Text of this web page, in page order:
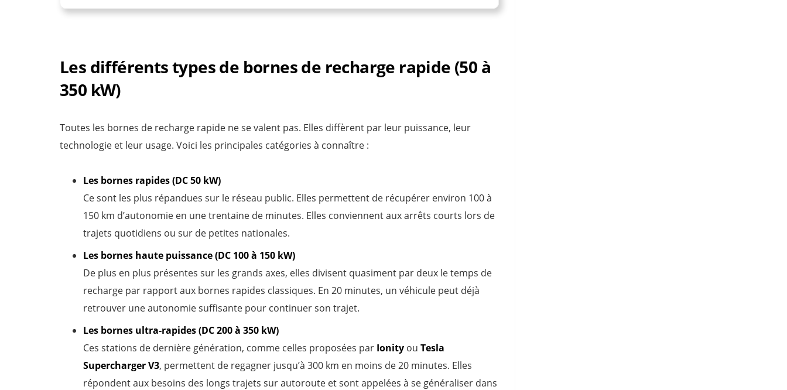
Les différents types de bornes de recharge rapide (50 à
350 kW)
Toutes les bornes de recharge rapide ne se valent pas. Elles diffèrent par leur puissance, leur
technologie et leur usage. Voici les principales catégories à connaître :
Les bornes rapides (DC 50 kW)
Ce sont les plus répandues sur le réseau public. Elles permettent de récupérer environ 100 à
150 km d’autonomie en une trentaine de minutes. Elles conviennent aux arrêts courts lors de
trajets quotidiens ou sur de petites nationales.
Les bornes haute puissance (DC 100 à 150 kW)
De plus en plus présentes sur les grands axes, elles divisent quasiment par deux le temps de
recharge par rapport aux bornes rapides classiques. En 20 minutes, un véhicule peut déjà
retrouver une autonomie suffisante pour continuer son trajet.
Les bornes ultra-rapides (DC 200 à 350 kW)
Ces stations de dernière génération, comme celles proposées par Ionity ou Tesla
Supercharger V3, permettent de regagner jusqu’à 300 km en moins de 20 minutes. Elles
répondent aux besoins des longs trajets sur autoroute et sont appelées à se généraliser dans